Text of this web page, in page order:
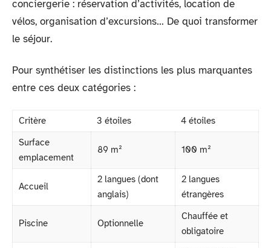
conciergerie : réservation d’activités, location de
vélos, organisation d’excursions… De quoi transformer
le séjour.
Pour synthétiser les distinctions les plus marquantes
entre ces deux catégories :
Critère 3 étoiles
4 étoiles
Surface
emplacement
89 m² 100 m²
Accueil
2 langues (dont
anglais)
2 langues
étrangères
Piscine Optionnelle
Chauffée et
obligatoire